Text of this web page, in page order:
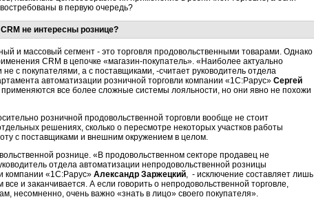
в первую очередь?
CRM не интересны рознице?
и массовый сегмент - это торговля продовольственными товарами. Однако
CRM в цепочке «магазин-покупатель». «Наиболее актуально
с покупателями, а с поставщиками, -считает руководитель отдела
автоматизации розничной торговли компании «1С:Рарус» Сергей
все более сложные системы лояльности, но они явно не похожи
розничной продовольственной торговли вообще не стоит
решениях, сколько о пересмотре некоторых участков работы
с поставщиками и внешним окружением в целом.
рознице. «В продовольственном секторе продавец не
отдела автоматизации непродовольственной розницы
компании «1С:Рарус» Александр Заржецкий, - исключение составляет лишь
и заканчивается. А если говорить о непродовольственной торговле,
несомненно, очень важно «знать в лицо» своего покупателя».